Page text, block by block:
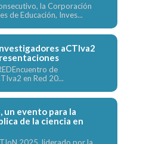
la Corporación
de Educación, Inves...
aCTIva2
de
en Red 20...
un evento para la
de la ciencia en